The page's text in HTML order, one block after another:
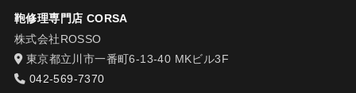
鞄修理専門店 CORSA
株式会社ROSSO
東京都立川市一番町6-13-40 MKビル3F
042-569-7370